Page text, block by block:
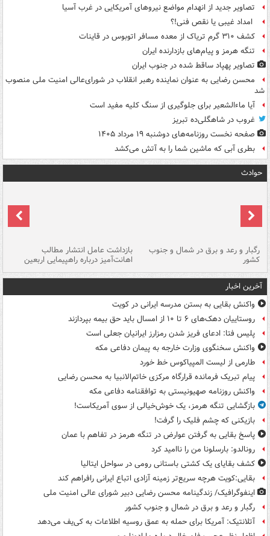
تصاویر جدید از انهدام مواضع نیروهای آمریکایی در غرب آسیا
امداد غیبی یا نقص فنی!؟
کشف ۳۱۰ گرم تریاک از معده مسافر اتوبوس در قاینات
تنگه هرمز و پیام‌های بازدارنده ایران
تصاویر پهپاد ساقط شده در جنوب ایران
محسن رضایی به عنوان نماینده رهبر انقلاب در شورای‌عالی امنیت ملی منصوب
شد
آیا ماءالشعیر برای جلوگیری از سنگ کلیه مفید است
غروب در شاهگلی‌ده تبریز
صفحه نخست روزنامه‌های دوشنبه ۱۹ مرداد ۱۴۰۵
بطری آبی که ماشین شما را به آتش می‌کشد
حوادث
رگبار و رعد و برق در شمال و جنوب
کشور
بازداشت عامل انتشار مطالب
اهانت‌آمیز درباره راهپیمایی اربعین
آخرین اخبار
واکنش بقایی به بستن مدرسه ایرانی در کویت
روستاییان دهک‌های ۶ تا ۱۰ از امسال باید حق بیمه بپردازند
پلیس فتا: ادعای فریز شدن رمزارز ایرانیان جعلی است
واکنش سخنگوی وزارت خارجه به پیمان دفاعی مکه
طارمی از لیست المپیاکوس خط خورد
پیام تبریک فرمانده قرارگاه مرکزی خاتم‌الانبیا به محسن رضایی
واکنش روزنامه صهیونیستی به توافقنامه دفاعی مکه
بازگشایی تنگه هرمز، یک خوش‌خیالی از سوی آمریکاست!
بازیکنی که چشم فلیک را گرفت!
پاسخ بقایی به گرفتن عوارض در تنگه هرمز در تفاهم با عمان
رونالدو: بارسلونا من را ناامید کرد
کشف بقایای یک کشتی باستانی رومی در سواحل ایتالیا
بقایی:کویت هرچه سریع‌تر زمینه آزادی اتباع ایرانی رافراهم کند
اینفوگرافیک/ زندگینامه محسن رضایی دبیر شورای عالی امنیت‌ ملی
رگبار و رعد و برق در شمال و جنوب کشور
آتلانتیک: آمریکا برای حمله به عمق روسیه اطلاعات به کی‌یف می‌دهد